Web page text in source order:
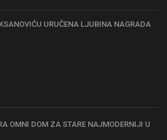
URUČENA LJUBINA NAGRADA
OMNI DOM ZA STARE NAJMODERNIJI U